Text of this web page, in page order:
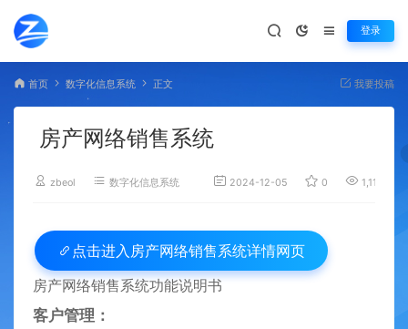
登录
首页 数字化信息系统 正文 我要投稿
房产网络销售系统
zbeol 数字化信息系统 2024-12-05 0 1,110
点击进入 房产网络销售系统详情网页
房产网络销售系统功能说明书
客户管理：